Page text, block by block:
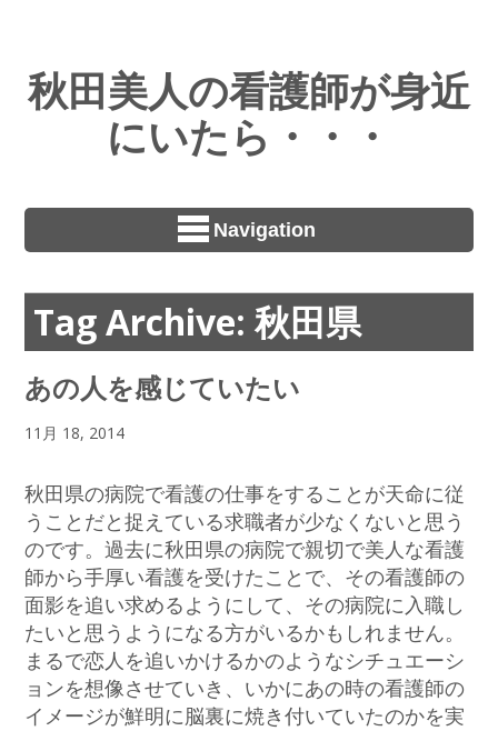
秋田美人の看護師が身近
にいたら・・・
Navigation
Tag Archive: 秋田県
あの人を感じていたい
11月 18, 2014
秋田県の病院で看護の仕事をすることが天命に従
うことだと捉えている求職者が少なくないと思う
のです。過去に秋田県の病院で親切で美人な看護
師から手厚い看護を受けたことで、その看護師の
面影を追い求めるようにして、その病院に入職し
たいと思うようになる方がいるかもしれません。
まるで恋人を追いかけるかのようなシチュエーシ
ョンを想像させていき、いかにあの時の看護師の
イメージが鮮明に脳裏に焼き付いていたのかを実